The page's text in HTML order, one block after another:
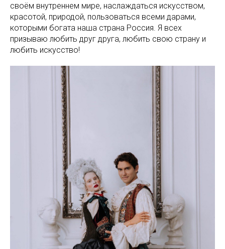
своём внутреннем мире, наслаждаться искусством,
красотой, природой, пользоваться всеми дарами,
которыми богата наша страна Россия. Я всех
призываю любить друг друга, любить свою страну и
любить искусство!